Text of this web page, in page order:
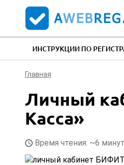
ИНСТРУКЦИИ ПО
Главная
Личный
Касса»
Время чтения: ~6 минут